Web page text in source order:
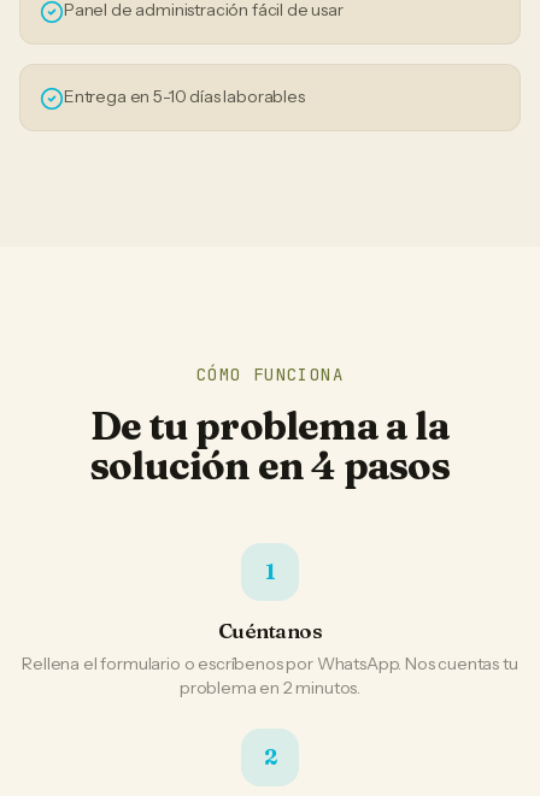
Panel de administración fácil de usar
Entrega en 5-10 días laborables
CÓMO FUNCIONA
De tu problema a la
solución en 4 pasos
1
Cuéntanos
Rellena el formulario o escríbenos por WhatsApp. Nos cuentas tu
problema en 2 minutos.
2